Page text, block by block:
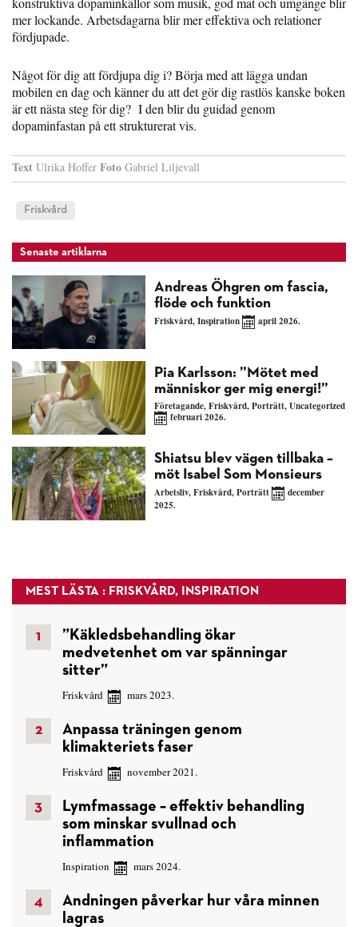
mer lockande. Arbetsdagarna blir mer effektiva och relationer
fördjupade.
Något för dig att fördjupa dig i? Börja med att lägga undan
mobilen en dag och känner du att det gör dig rastlös kanske boken
är ett nästa steg för dig? I den blir du guidad genom
dopaminfastan på ett strukturerat vis.
Text Ulrika Hoffer Foto Gabriel Liljevall
Friskvård
Senaste artiklarna
Andreas Öhgren om fascia,
flöde och funktion
Friskvård,Inspiration april 2026.
Pia Karlsson: ”Mötet med
människor ger mig energi!”
Företagande,Friskvård,Porträtt,Uncategorized
februari 2026.
Shiatsu blev vägen tillbaka –
möt Isabel Som Monsieurs
Arbetsliv,Friskvård,Porträtt
december
2025.
MEST LÄSTA : FRISKVÅRD, INSPIRATION
”Käkledsbehandling ökar
medvetenhet om var spänningar
sitter”
Friskvård mars 2023.
Anpassa träningen genom
klimakteriets faser
Friskvård november 2021.
Lymfmassage – effektiv behandling
som minskar svullnad och
inflammation
Inspiration mars 2024.
Andningen påverkar hur våra minnen
lagras